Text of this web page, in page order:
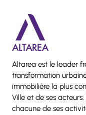
Altarea est le leader
transformation
immobilière la plus
Ville et de ses
chacune de ses